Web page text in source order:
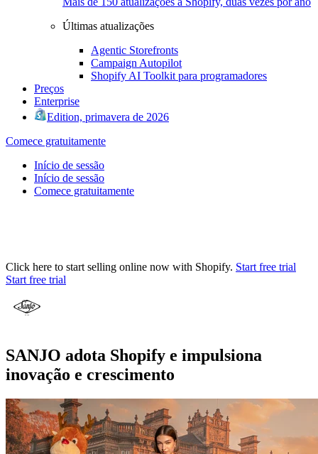
Últimas atualizações
Agentic Storefronts
Campaign Autopilot
Shopify AI Toolkit para programadores
Preços
Enterprise
Edition, primavera de 2026
Comece gratuitamente
Início de sessão
Início de sessão
Comece gratuitamente
Click here to start selling online now with Shopify. Start free trial
Start free trial
SANJO adota Shopify e impulsiona
inovação e crescimento